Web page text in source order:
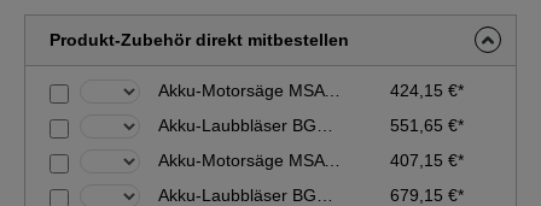
Produkt-Zubehör direkt mitbestellen
Akku-Motorsäge MSA 161 T - 30 cm / 12'' - Grundgerät ohne Akku und Ladegerät
424,15 €*
551,65 €*
Akku-Motorsäge MSA 161 T - 25 cm - Grundgerät ohne Akku und Ladegerät
407,15 €*
679,15 €*